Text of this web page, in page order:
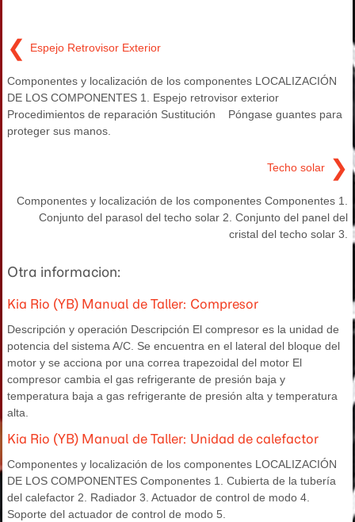
❮ Espejo Retrovisor Exterior
Componentes y localización de los componentes LOCALIZACIÓN
DE LOS COMPONENTES 1. Espejo retrovisor exterior
Procedimientos de reparación Sustitución Póngase guantes para
proteger sus manos.
Techo solar ❯
Componentes y localización de los componentes Componentes 1.
Conjunto del parasol del techo solar 2. Conjunto del panel del
cristal del techo solar 3.
Otra informacion:
Kia Rio (YB) Manual de Taller: Compresor
Descripción y operación Descripción El compresor es la unidad de
potencia del sistema A/C. Se encuentra en el lateral del bloque del
motor y se acciona por una correa trapezoidal del motor El
compresor cambia el gas refrigerante de presión baja y
temperatura baja a gas refrigerante de presión alta y temperatura
alta.
Kia Rio (YB) Manual de Taller: Unidad de calefactor
Componentes y localización de los componentes LOCALIZACIÓN
DE LOS COMPONENTES Componentes 1. Cubierta de la tubería
del calefactor 2. Radiador 3. Actuador de control de modo 4.
Soporte del actuador de control de modo 5.